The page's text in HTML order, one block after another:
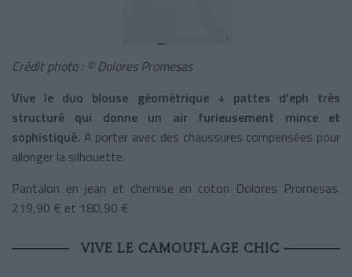
Crédit photo : © Dolores Promesas
Vive le duo blouse géométrique + pattes d’eph très
structuré qui donne un air furieusement mince et
sophistiqué. A porter avec des chaussures compensées pour
allonger la silhouette.
Pantalon en jean et chemise en coton Dolores Promesas.
219,90 € et 180,90 €
VIVE LE CAMOUFLAGE CHIC